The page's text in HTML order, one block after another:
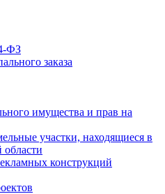
ФЗ
заказа
имущества и прав на
участки, находящиеся в
области
конструкций